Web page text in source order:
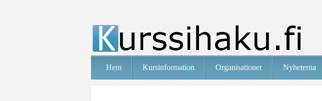
Hem Kursinformation Organisationer Nyheterna